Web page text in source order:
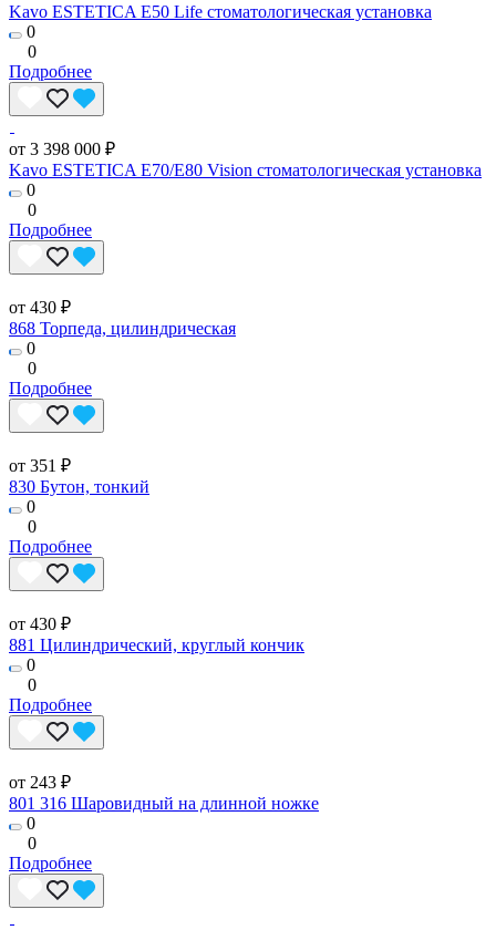
Kavo ESTETICA E50 Life стоматологическая установка
0
0
Подробнее
от 3 398 000 ₽
Kavo ESTETICA E70/E80 Vision стоматологическая установка
0
0
Подробнее
от 430 ₽
868 Торпеда, цилиндрическая
0
0
Подробнее
от 351 ₽
830 Бутон, тонкий
0
0
Подробнее
от 430 ₽
881 Цилиндрический, круглый кончик
0
0
Подробнее
от 243 ₽
801 316 Шаровидный на длинной ножке
0
0
Подробнее